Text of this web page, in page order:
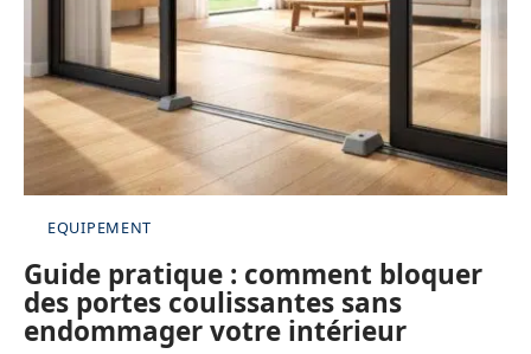
EQUIPEMENT
Guide pratique : comment bloquer
des portes coulissantes sans
endommager votre intérieur